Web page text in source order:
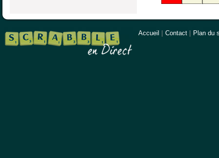
Accueil Contact Plan du